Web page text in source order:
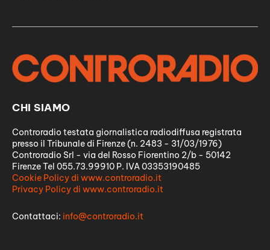
CHI SIAMO
Controradio testata giornalistica radiodiffusa registrata
presso il Tribunale di Firenze (n. 2483 - 31/03/1976)
Controradio Srl - via del Rosso Fiorentino 2/b - 50142
Firenze Tel 055.73.99910 P. IVA 03353190485
Cookie Policy di www.controradio.it
Privacy Policy di www.controradio.it
Contattaci: info@controradio.it